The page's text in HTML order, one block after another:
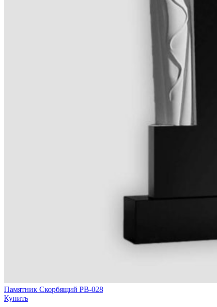
Памятник Скорбящий РВ-028
Купить